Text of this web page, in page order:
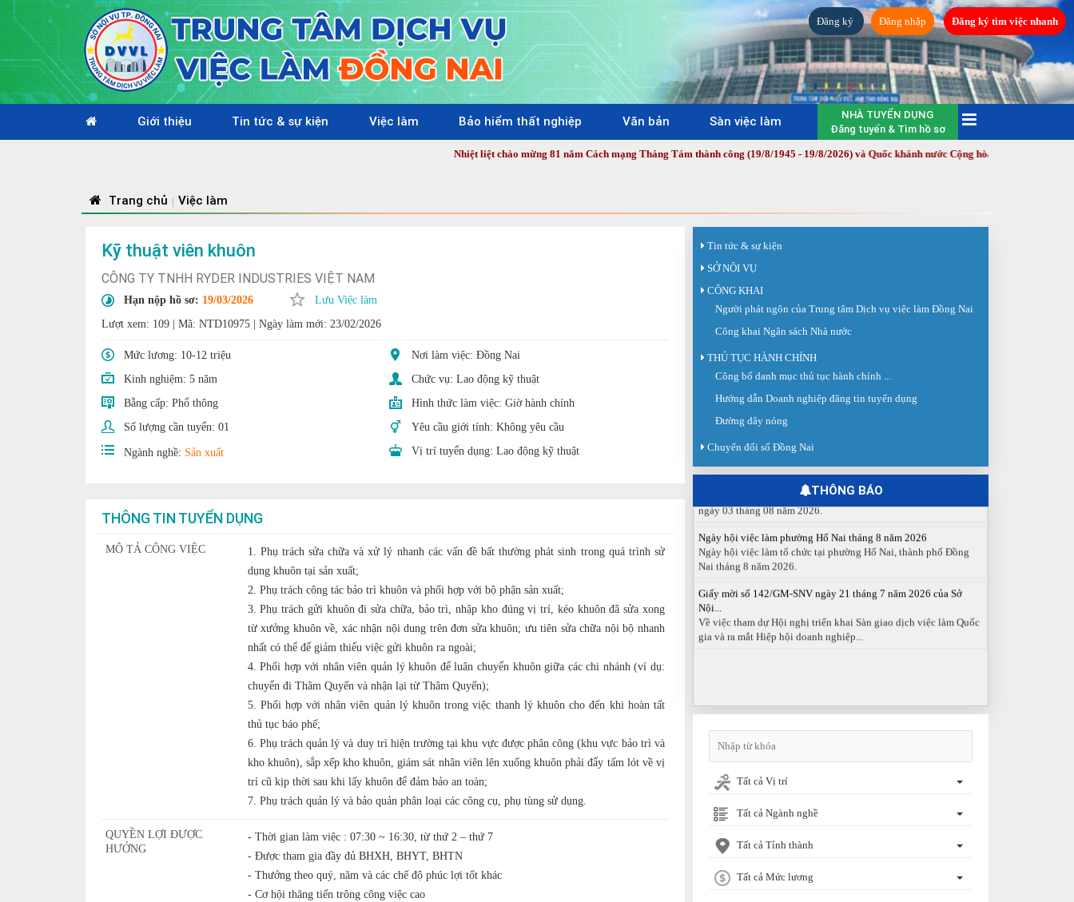
Đăng ký Đăng nhập Đăng ký tìm việc nhanh
Giới thiệu Tin tức & sự kiện Việc làm Bảo hiểm thất nghiệp Văn bản Sàn việc làm
NHÀ TUYỂN DỤNG
Đăng tuyển & Tìm hồ sơ
Nhiệt liệt chào mừng 81 năm Cách mạng Tháng Tám thành công (19/8/1945 - 19/8/2026) và Quốc khánh nước Cộng hòa xã hội chủ nghĩa Việt Nam
Trang chủ | Việc làm
Kỹ thuật viên khuôn
CÔNG TY TNHH RYDER INDUSTRIES VIỆT NAM
Hạn nộp hồ sơ: 19/03/2026
Lưu Việc làm
Lượt xem: 109
Mã: NTD10975 Ngày làm mới: 23/02/2026
Mức lương: 10-12 triệu
Nơi làm việc: Đồng Nai
Kinh nghiệm: 5 năm Chức vụ: Lao động kỹ thuật
Bằng cấp: Phổ thông Hình thức làm việc: Giờ hành chính
Số lượng cần tuyển: 01 Yêu cầu giới tính: Không yêu cầu
Ngành nghề: Sản xuất Vị trí tuyển dụng: Lao động kỹ thuật
THÔNG TIN TUYỂN DỤNG
MÔ TẢ CÔNG VIỆC
1. Phụ trách sửa chữa và xử lý nhanh các vấn đề bất thường phát sinh trong quá trình sử
dụng khuôn tại sản xuất;
2. Phụ trách công tác bảo trì khuôn và phối hợp với bộ phận sản xuất;
3. Phụ trách gửi khuôn đi sửa chữa, bảo trì, nhập kho đúng vị trí, kéo khuôn đã sửa xong
từ xưởng khuôn về, xác nhận nội dung trên đơn sửa khuôn; ưu tiên sửa chữa nội bộ nhanh
nhất có thể để giảm thiểu việc gửi khuôn ra ngoài;
4. Phối hợp với nhân viên quản lý khuôn để luân chuyển khuôn giữa các chi nhánh (ví dụ:
chuyển đi Thâm Quyến và nhận lại từ Thâm Quyến);
5. Phối hợp với nhân viên quản lý khuôn trong việc thanh lý khuôn cho đến khi hoàn tất
thủ tục báo phế;
6. Phụ trách quản lý và duy trì hiện trường tại khu vực được phân công (khu vực bảo trì và
kho khuôn), sắp xếp kho khuôn, giám sát nhân viên lên xuống khuôn phải đẩy tấm lót về vị
trí cũ kịp thời sau khi lấy khuôn để đảm bảo an toàn;
7. Phụ trách quản lý và bảo quản phân loại các công cụ, phụ tùng sử dụng.
QUYỀN LỢI ĐƯỢC
HƯỞNG
- Thời gian làm việc : 07:30 ~ 16:30, từ thứ 2 – thứ 7
- Được tham gia đầy đủ BHXH, BHYT, BHTN
- Thưởng theo quý, năm và các chế độ phúc lợi tốt khác
- Cơ hội thăng tiến trông công việc cao
Tin tức & sự kiện
SỞ NỘI VỤ
CÔNG KHAI
Người phát ngôn của Trung tâm Dịch vụ việc làm Đồng Nai
Công khai Ngân sách Nhà nước
THỦ TỤC HÀNH CHÍNH
Công bố danh mục thủ tục hành chính ...
Hướng dẫn Doanh nghiệp đăng tin tuyển dụng
Đường dây nóng
Chuyển đổi số Đồng Nai
THÔNG BÁO
Sáng ngày 03/8/2026, Trung tâm Dịch vụ việc làm Đồng Nai tổ
chức Sàn giao dịch việc làm lần thứ 08...
Báo cáo số 141/BC-TTDVVL của Trung tâm Dịch vụ việc làm
Báo cáo kết quả tổ chức Sàn giao dịch việc làm lần thứ 08/2026
ngày 03 tháng 08 năm 2026.
Ngày hội việc làm phường Hố Nai tháng 8 năm 2026
Nai tháng 8 năm 2026.
Giấy mời số 142/GM-SNV ngày 21 tháng 7 năm 2026 của Sở
Về việc tham dự Hội nghị triển khai Sàn giao dịch việc làm Quốc
gia và ra mắt Hiệp hội doanh nghiệp...
Tất cả Vị trí
Tất cả Ngành nghề
Tất cả Tỉnh thành
Tất cả Mức lương